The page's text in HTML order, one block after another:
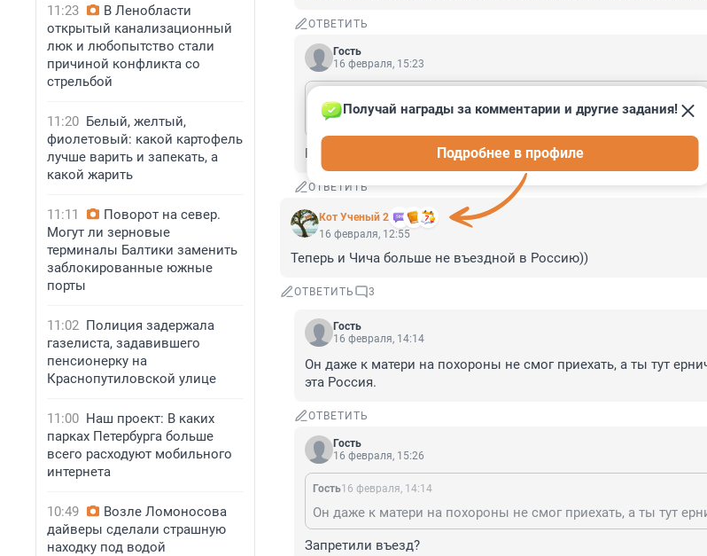
11:23
В Ленобласти
открытый канализационный
люк и любопытство стали
причиной конфликта со
стрельбой
11:20 Белый, желтый,
фиолетовый: какой картофель
лучше варить и запекать, а
какой жарить
11:11
Поворот на север.
Могут ли зерновые
терминалы Балтики заменить
заблокированные южные
порты
11:02 Полиция задержала
газелиста, задавившего
пенсионерку на
Краснопутиловской улице
11:00 Наш проект: В каких
парках Петербурга больше
всего расходуют мобильного
интернета
10:49
Возле Ломоносова
дайверы сделали страшную
находку под водой
ОТВЕТИТЬ
Гость
16 февраля, 15:23
Беда наших людей в том, что всё еще мыслят совковыми
Рухолла Зам, Мадуро это совковые категории угу, запишем
ОТВЕТИТЬ
Кот Ученый 2
Получай награды за комментарии и другие задания!
Подробнее в профиле
16 февраля, 12:55
Теперь и Чича больше не въездной в Россию))
ОТВЕТИТЬ 3
Гость
16 февраля, 14:14
Он даже к матери на похороны не смог приехать, а ты тут
эта Россия.
ОТВЕТИТЬ
Гость
16 февраля, 15:26
Гость16 февраля, 14:14
Запретили въезд?